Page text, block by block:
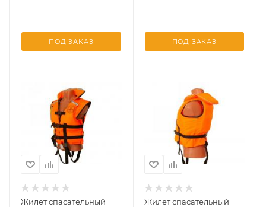
ПОД ЗАКАЗ ПОД ЗАКАЗ
Жилет спасательный
Жилет спасательный